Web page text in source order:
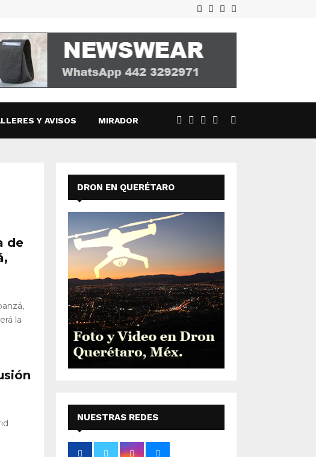
Facebook
TwitterInstagram
Y AVISOS MIRADOR
de
la
DRON EN QUERÉTARO
NUESTRAS REDES
SOCIALES